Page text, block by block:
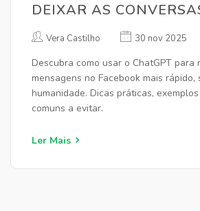
DEIXAR AS
FACEBOOK MAIS
Vera Castilho 30 nov 2025
Descubra como usar o ChatGPT para
mensagens no Facebook mais rápido,
humanidade. Dicas práticas,
comuns a evitar.
Ler Mais